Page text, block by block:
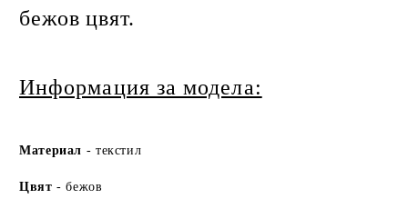
бежов цвят.
Информация за модела:
Материал - текстил
Цвят- бежов